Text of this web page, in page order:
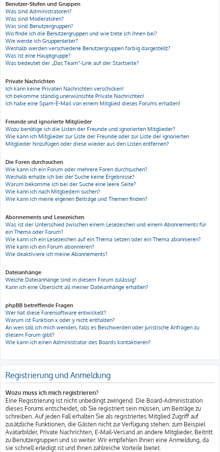
Benutzer-Stufen und Gruppen
Was sind Administratoren?
Was sind Moderatoren?
Was sind Benutzergruppen?
Wo finde ich die Benutzergruppen und wie trete ich ihnen bei?
Wie werde ich Gruppenleiter?
Weshalb werden verschiedene Benutzergruppen farbig dargestellt?
Was ist eine Hauptgruppe?
Was bedeutet der „Das Team“-Link auf der Startseite?
Private Nachrichten
Ich kann keine Privaten Nachrichten verschicken!
Ich bekomme ständig unerwünschte Private Nachrichten!
Ich habe eine Spam-E-Mail von einem Mitglied dieses Forums erhalten!
Freunde und ignorierte Mitglieder
Wozu benötige ich die Listen der Freunde und ignorierten Mitglieder?
Wie kann ich Mitglieder zur Liste der Freunde oder zur Liste der ignorierten
Mitglieder hinzufügen oder diese wieder aus den Listen entfernen?
Die Foren durchsuchen
Wie kann ich ein Forum oder mehrere Foren durchsuchen?
Weshalb erhalte ich bei der Suche keine Ergebnisse?
Warum bekomme ich bei der Suche eine leere Seite?
Wie kann ich nach Mitgliedern suchen?
Wie kann ich meine eigenen Beiträge und Themen finden?
Abonnements und Lesezeichen
Was ist der Unterschied zwischen einem Lesezeichen und einem Abonnements für
ein Thema oder Forum?
Wie kann ich ein Lesezeichen auf ein Thema setzen oder ein Thema abonnieren?
Wie kann ich ein Forum abonnieren?
Wie deaktiviere ich meine Abonnements?
Dateianhänge
Welche Dateianhänge sind in diesem Forum zulässig?
Kann ich eine Übersicht all meiner Dateianhänge erhalten?
phpBB betreffende Fragen
Wer hat diese Forensoftware entwickelt?
Warum ist Funktion x oder y nicht enthalten?
An wen soll ich mich wenden, falls es Beschwerden oder juristische Anfragen zu
diesem Forum gibt?
Wie kann ich einen Administrator des Boards kontaktieren?
Registrierung und Anmeldung
Wozu muss ich mich registrieren?
Eine Registrierung ist nicht unbedingt zwingend. Die Board-Administration
dieses Forums entscheidet, ob Sie registriert sein müssen, um Beiträge zu
schreiben. Auf jeden Fall erhalten Sie als registriertes Mitglied Zugriff auf
zusätzliche Funktionen, die Gästen nicht zur Verfügung stehen: zum Beispiel
Avatarbilder, Private Nachrichten, E-Mail-Versand an andere Mitglieder, Beitritt
zu Benutzergruppen und so weiter. Wir empfehlen Ihnen eine Anmeldung, da
sie schnell erledigt ist und Ihnen zahlreiche Vorteile bietet.